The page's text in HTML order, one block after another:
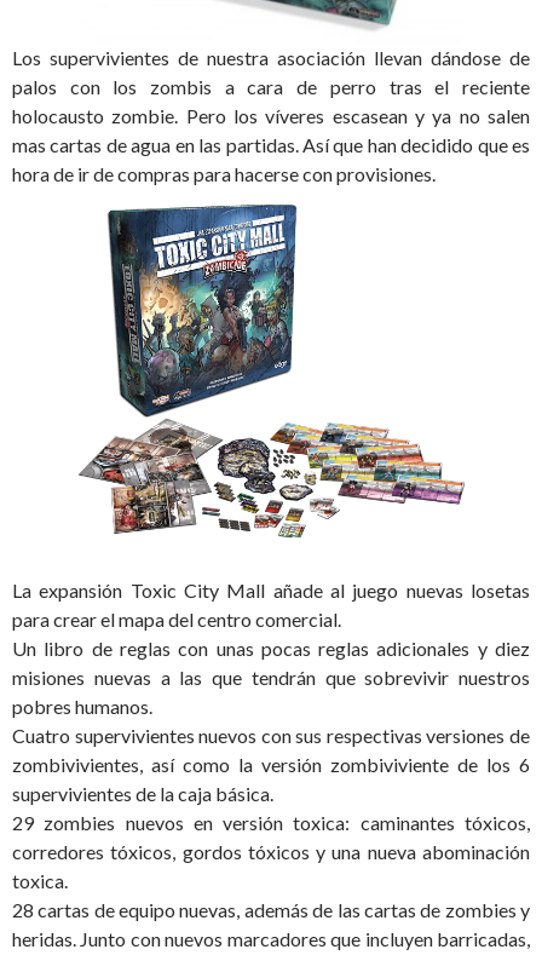
Los supervivientes de nuestra asociación llevan dándose de
palos con los zombis a cara de perro tras el reciente
holocausto zombie. Pero los víveres escasean y ya no salen
mas cartas de agua en las partidas. Así que han decidido que es
hora de ir de compras para hacerse con provisiones.
La expansión Toxic City Mall añade al juego nuevas losetas
para crear el mapa del centro comercial.
Un libro de reglas con unas pocas reglas adicionales y diez
misiones nuevas a las que tendrán que sobrevivir nuestros
pobres humanos.
Cuatro supervivientes nuevos con sus respectivas versiones de
zombivivientes, así como la versión zombiviviente de los 6
supervivientes de la caja básica.
29 zombies nuevos en versión toxica: caminantes tóxicos,
corredores tóxicos, gordos tóxicos y una nueva abominación
toxica.
28 cartas de equipo nuevas, además de las cartas de zombies y
heridas. Junto con nuevos marcadores que incluyen barricadas,